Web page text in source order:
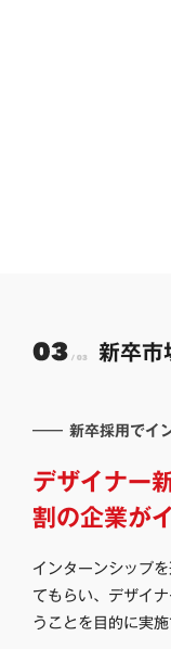
新卒
―― 新卒採用でイ
デザイナー
割の企業が
インターンシップ
てもらい、デザイ
うことを目的に実